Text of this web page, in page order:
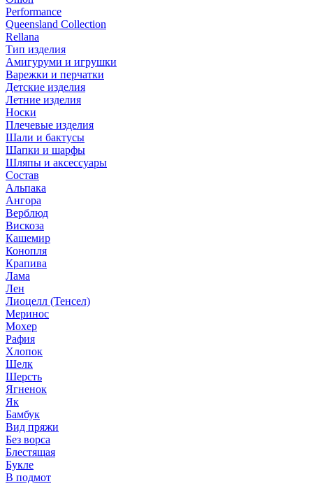
Performance
Queensland Collection
Rellana
Тип изделия
Амигуруми и игрушки
Варежки и перчатки
Детские изделия
Летние изделия
Носки
Плечевые изделия
Шали и бактусы
Шапки и шарфы
Шляпы и аксессуары
Состав
Альпака
Ангора
Верблюд
Вискоза
Кашемир
Конопля
Крапива
Лама
Лен
Лиоцелл (Тенсел)
Меринос
Мохер
Рафия
Хлопок
Шелк
Шерсть
Ягненок
Як
Бамбук
Вид пряжи
Без ворса
Блестящая
Букле
В подмот